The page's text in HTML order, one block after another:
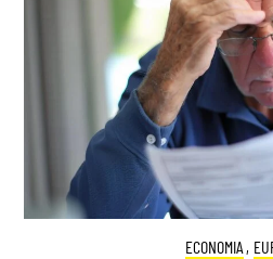
ECONOMIA ,